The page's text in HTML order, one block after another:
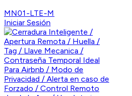
MN01-LTE-M
Iniciar Sesión